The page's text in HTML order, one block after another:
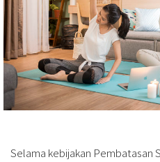
Selama kebijakan Pembatasan